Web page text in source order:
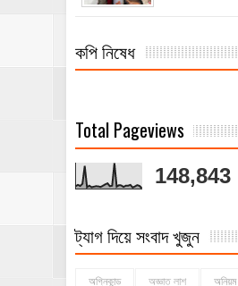
কপি নিষেধ
Total Pageviews
148,843
ট্যাগ দিয়ে সংবাদ খুজুন
অগ্নিকান্ড অজ্ঞাত লাশ অনিয়ম